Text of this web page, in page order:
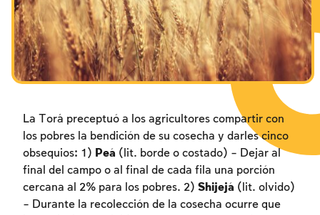
La Torá preceptuó a los agricultores compartir con
los pobres la bendición de su cosecha y darles cinco
obsequios: 1) Peá (lit. borde o costado) – Dejar al
final del campo o al final de cada fila una porción
cercana al 2% para los pobres. 2) Shijejá (lit. olvido)
– Durante la recolección de la cosecha ocurre que